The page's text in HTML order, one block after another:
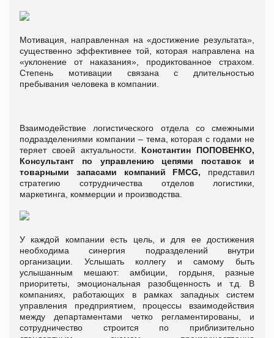
Мотивация, направленная на «достижение результата»,
существенно эффективнее той, которая направлена на
«уклонение от наказания», продиктованное страхом.
Степень мотивации связана с длительностью
пребывания человека в компании.
Взаимодействие логистического отдела со смежными
подразделениями компании – тема, которая с годами не
теряет своей актуальности. Константин ПОПОВЕНКО,
Консультант по управлению цепями поставок и
товарными запасами компаний FMCG, представил
стратегию сотрудничества отделов логистики,
маркетинга, коммерции и производства.
У каждой компании есть цель, и для ее достижения
необходима синергия подразделений внутри
организации. Услышать коллегу и самому быть
услышанным мешают: амбиции, гордыня, разные
приоритеты, эмоциональная разобщенность и т.д. В
компаниях, работающих в рамках западных систем
управления предприятием, процессы взаимодействия
между департаментами четко регламентированы, и
сотрудничество строится по приблизительно